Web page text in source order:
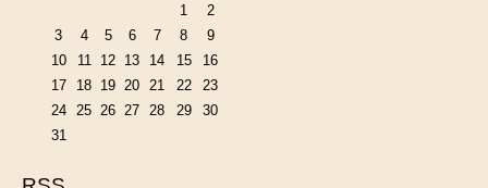
1
2
3
4 5 6 7 8
9
10
11 12 13 14 15
16
17
18 19 20 21 22
23
24
25 26 27 28 29
30
31